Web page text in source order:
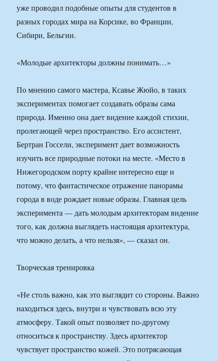
уже проводил подобные опыты для студентов в
разных городах мира на Корсике, во Франции,
Сибири, Бельгии.
«Молодые архитекторы должны понимать…»
По мнению самого мастера, Ксавье Жюйо, в таких
экспериментах помогает создавать образы сама
природа. Именно она дает видение каждой стихии,
пролегающей через пространство. Его ассистент,
Бертран Госсели, эксперимент дает возможность
изучить все природные потоки на месте. «Место в
Нижегородском порту крайне интересно еще и
потому, что фантастическое отражение панорамы
города в воде рождает новые образы. Главная цель
эксперимента — дать молодым архитекторам видение
того, как должна выглядеть настоящая архитектура,
что можно делать, а что нельзя», — сказал он.
Творческая тренировка
«Не столь важно, как это выглядит со стороны. Важно
находиться здесь, внутри и чувствовать всю эту
атмосферу. Такой опыт позволяет по-другому
относиться к пространству. Здесь архитектор
чувствует пространство кожей. Это потрясающая